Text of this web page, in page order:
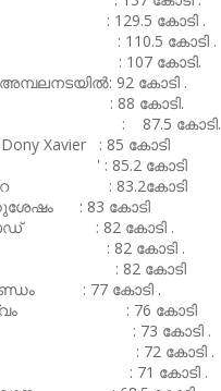
: 129.5 കോടി .
: 110.5 കോടി .
107 കോടി.
92 കോടി .
: 88 കോടി.
87.5 കോടി.
Dony Xavier : 85 കോടി
' : 85.2 കോടി
: 83.2കോടി
: 83 കോടി
: 82 കോടി .
: 82 കോടി .
: 82 കോടി
: 77 കോടി .
: 76 കോടി
: 73 കോടി .
: 72 കോടി .
: 71 കോടി .